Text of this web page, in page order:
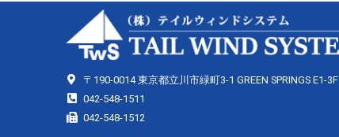
〒190-0014 東京都立川市緑町3-1 GREEN SPRINGS E1-3F
042-548-1511
042-548-1512